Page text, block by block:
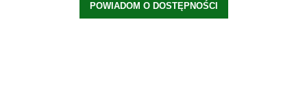
POWIADOM O DOSTĘPNOŚCI